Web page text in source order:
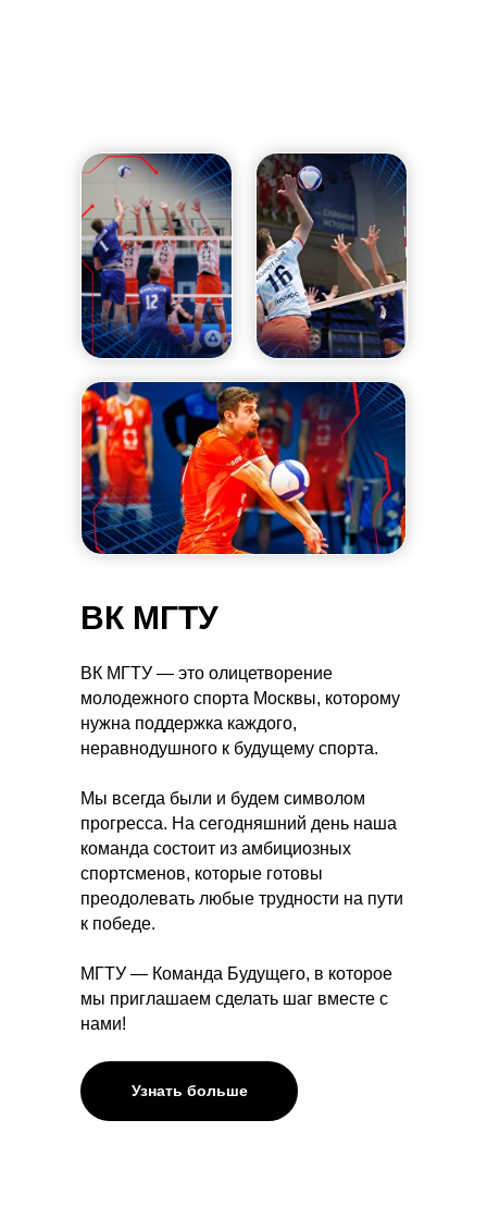
ВК МГТУ
ВК МГТУ — это олицетворение
молодежного спорта Москвы, которому
нужна поддержка каждого,
неравнодушного к будущему спорта.
Мы всегда были и будем символом
прогресса. На сегодняшний день наша
команда состоит из амбициозных
спортсменов, которые готовы
преодолевать любые трудности на пути
к победе.
МГТУ — Команда Будущего, в которое
мы приглашаем сделать шаг вместе с
нами!
Узнать больше